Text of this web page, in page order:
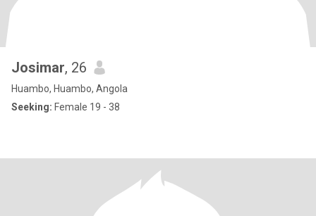
Josimar, 26
Huambo, Huambo, Angola
Seeking: Female 19 - 38